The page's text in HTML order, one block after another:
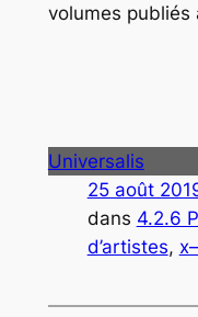
volumes publiés
Universalis
25 août
dans 4.2.6
d’artistes,